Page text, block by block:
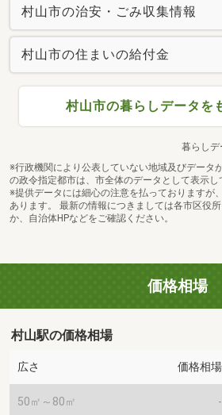
村山市の治安・ごみ収集情報
村山市の住まいの給付金
村山市の暮らしデータを
暮らしデ
※行政機関により公表していない地域及びデータ
の政令指定都市は、市全体のデータとして表示し
※提供データには細心の注意を払っておりますが
あります。 最新の情報につきましては各市区役
か、自治体HPなどをご確認ください。
価格相場
村山駅の価格相場
広さ 価格相場
50㎡～80㎡ -